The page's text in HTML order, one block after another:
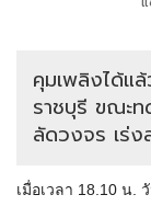
คุมเพลิงได้แ
ราชบุรี ขณะ
ลัดวงจร เร่
เมื่อเวลา 18.10 น.